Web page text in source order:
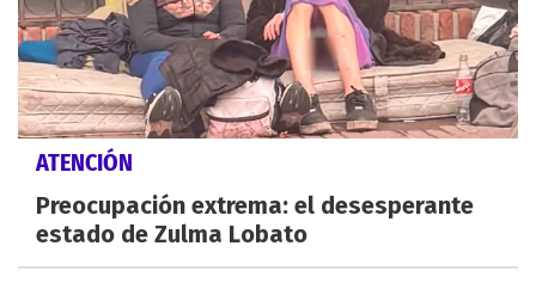
ATENCIÓN
Preocupación extrema: el desesperante
estado de Zulma Lobato